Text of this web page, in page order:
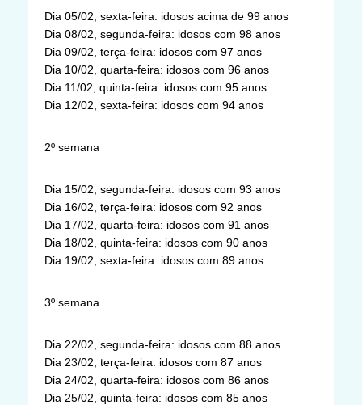
Dia 05/02, sexta-feira: idosos acima de 99 anos
Dia 08/02, segunda-feira: idosos com 98 anos
Dia 09/02, terça-feira: idosos com 97 anos
Dia 10/02, quarta-feira: idosos com 96 anos
Dia 11/02, quinta-feira: idosos com 95 anos
Dia 12/02, sexta-feira: idosos com 94 anos
2º semana
Dia 15/02, segunda-feira: idosos com 93 anos
Dia 16/02, terça-feira: idosos com 92 anos
Dia 17/02, quarta-feira: idosos com 91 anos
Dia 18/02, quinta-feira: idosos com 90 anos
Dia 19/02, sexta-feira: idosos com 89 anos
3º semana
Dia 22/02, segunda-feira: idosos com 88 anos
Dia 23/02, terça-feira: idosos com 87 anos
Dia 24/02, quarta-feira: idosos com 86 anos
Dia 25/02, quinta-feira: idosos com 85 anos